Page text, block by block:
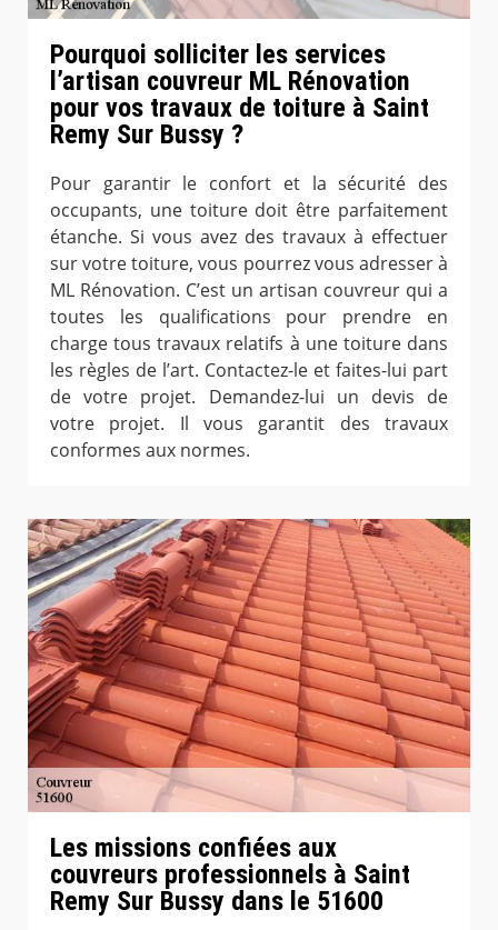
Pourquoi solliciter les services
l’artisan couvreur ML Rénovation
pour vos travaux de toiture à Saint
Remy Sur Bussy ?
Pour garantir le confort et la sécurité des
occupants, une toiture doit être parfaitement
étanche. Si vous avez des travaux à effectuer
sur votre toiture, vous pourrez vous adresser à
ML Rénovation. C’est un artisan couvreur qui a
toutes les qualifications pour prendre en
charge tous travaux relatifs à une toiture dans
les règles de l’art. Contactez-le et faites-lui part
de votre projet. Demandez-lui un devis de
votre projet. Il vous garantit des travaux
conformes aux normes.
Les missions confiées aux
couvreurs professionnels à Saint
Remy Sur Bussy dans le 51600